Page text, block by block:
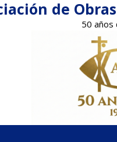
de
50